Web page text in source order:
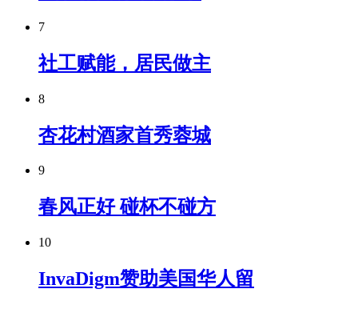
7
社工赋能，居民做主
8
杏花村酒家首秀蓉城
9
春风正好 碰杯不碰方
10
InvaDigm赞助美国华人留